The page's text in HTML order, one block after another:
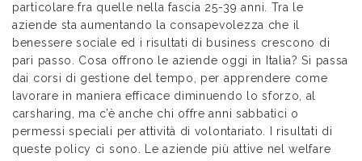
particolare fra quelle nella fascia 25-39 anni. Tra le
aziende sta aumentando la consapevolezza che il
benessere sociale ed i risultati di business crescono di
pari passo. Cosa offrono le aziende oggi in Italia? Si passa
dai corsi di gestione del tempo, per apprendere come
lavorare in maniera efficace diminuendo lo sforzo, al
carsharing, ma c’è anche chi offre anni sabbatici o
permessi speciali per attività di volontariato. I risultati di
queste policy ci sono. Le aziende più attive nel welfare